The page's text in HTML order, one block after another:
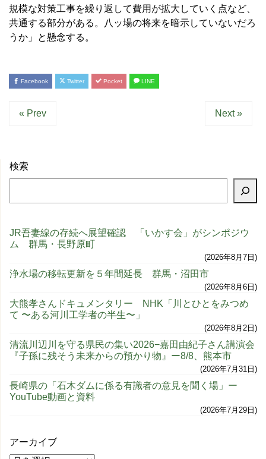
規模な対策工事を繰り返して費用が拡大していく点など、
共通する部分がある。八ッ場の将来を暗示していないだろ
うか」と懸念する。
Facebook Twitter Pocket LINE
« Prev Next »
検索
JR吾妻線の存続へ展望確認 「いかす会」がシンポジウ
ム 群馬・長野原町
2026年8月7日
浄水場の移転更新を５年間延長 群馬・沼田市
2026年8月6日
大熊孝さんドキュメンタリー NHK「川とひとをみつめ
て 〜ある河川工学者の半生〜」
2026年8月2日
清流川辺川を守る県民の集い2026−嘉田由紀子さん講演会
『子孫に残そう未来からの預かり物』ー8/8、熊本市
2026年7月31日
長崎県の「石木ダムに係る有識者の意見を聞く場」ー
YouTube動画と資料
2026年7月29日
アーカイブ